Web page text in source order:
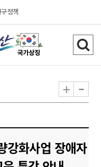
정책
검
색
기
+ -
강화사업 장애자